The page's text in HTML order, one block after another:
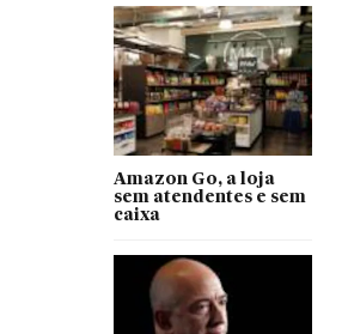
Amazon Go, a loja
sem atendentes e sem
caixa